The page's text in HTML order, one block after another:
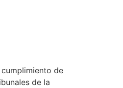
de
de la